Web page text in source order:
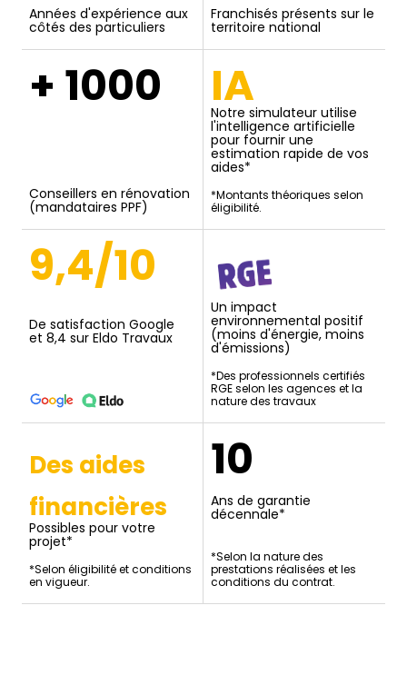
Années d'expérience aux
côtés des particuliers
Franchisés présents sur le
territoire national
+ 1000
Conseillers en rénovation
(mandataires PPF)
IA
Notre simulateur utilise
l'intelligence artificielle
pour fournir une
estimation rapide de vos
aides*
*Montants théoriques selon
éligibilité.
9,4/10
De satisfaction Google
et 8,4 sur Eldo Travaux
Un impact
environnemental positif
(moins d'énergie, moins
d'émissions)
*Des professionnels certifiés
RGE selon les agences et la
nature des travaux
Des aides
financières
Possibles pour votre
projet*
*Selon éligibilité et conditions
en vigueur.
10
Ans de garantie
décennale*
*Selon la nature des
prestations réalisées et les
conditions du contrat.